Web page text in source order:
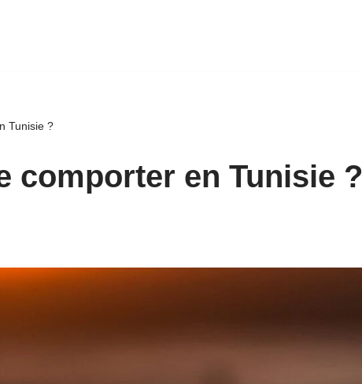
Tunisie ?
comporter en Tunisie ?